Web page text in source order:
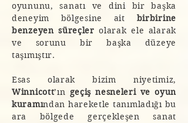
oyununu, sanatı ve dini bir başka
deneyim bölgesine ait birbirine
benzeyen süreçler olarak ele alarak
ve sorunu bir başka düzeye
taşımıştır.
Esas olarak bizim niyetimiz,
Winnicott’ın geçiş nesneleri ve oyun
kuramından hareketle tanımladığı bu
ara bölgede gerçekleşen sanat